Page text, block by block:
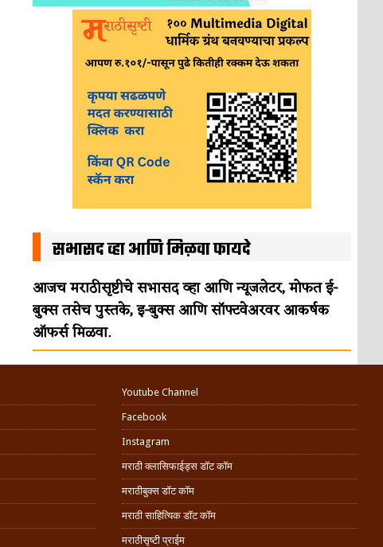
सभासद व्हा आणि मिळवा फायदे
आजच मराठीसृष्टीचे सभासद व्हा आणि न्यूजलेटर, मोफत ई-
बुक्स तसेच पुस्तके, इ-बुक्स आणि सॉफ्टवेअरवर आकर्षक
ऑफर्स मिळवा.
Youtube Channel
Facebook
Instagram
मराठी क्लासिफाईड्स डॉट कॉम
मराठीबुक्स डॉट कॉम
मराठी साहित्यिक डॉट कॉम
मराठीसृष्टी प्राईम